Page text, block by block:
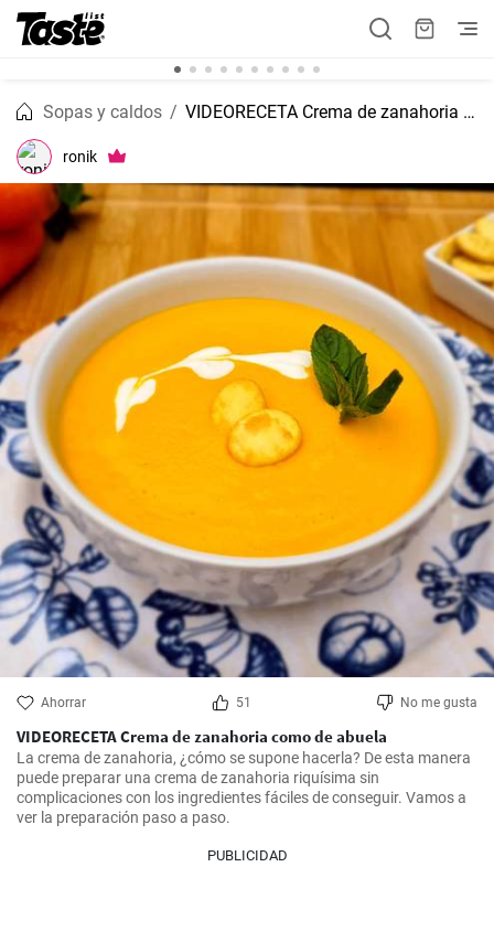
Sopas y caldos VIDEORECETA Crema de zanahoria como de abuela
ronik
Ahorrar 51 No me gusta
VIDEORECETA Crema de zanahoria como de abuela
La crema de zanahoria, ¿cómo se supone hacerla? De esta manera
puede preparar una crema de zanahoria riquísima sin
complicaciones con los ingredientes fáciles de conseguir. Vamos a
ver la preparación paso a paso.
PUBLICIDAD